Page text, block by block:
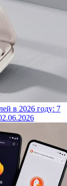
в 2026 году: 7